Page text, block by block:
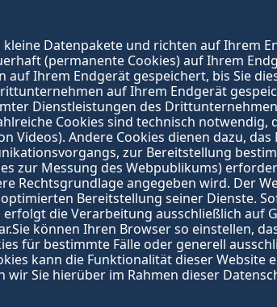
Datenpakete und richten auf Ihrem
(permanente Cookies) auf Ihrem
Ihrem Endgerät gespeichert, bis Sie
auf Ihrem Endgerät
Dienstleistungen des
Cookies sind technisch
Andere Cookies dienen dazu,
zur Bereitstellung
zur Messung des Webpublikums)
Rechtsgrundlage angegeben wird. Der
Bereitstellung seiner Dienste.
die Verarbeitung ausschließlich auf
können Ihren Browser so einstellen,
für bestimmte Fälle oder generell
kann die Funktionalität dieser Website
Sie hierüber im Rahmen dieser